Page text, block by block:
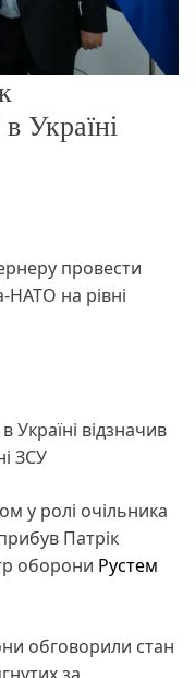
Україні
провести
НАТО на рівні
відзначив
ЗСУ
у ролі очільника
Патрік
оборони Рустем
обговорили стан